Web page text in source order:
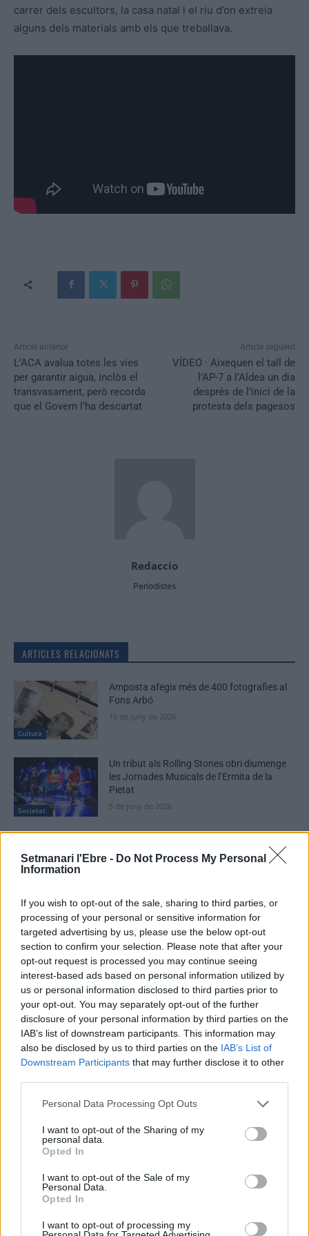
Setmanari l'Ebre - Do Not Process My Personal
Information
If you wish to opt-out of the sale, sharing to third parties, or
processing of your personal or sensitive information for
targeted advertising by us, please use the below opt-out
section to confirm your selection. Please note that after your
opt-out request is processed you may continue seeing
interest-based ads based on personal information utilized by
us or personal information disclosed to third parties prior to
your opt-out. You may separately opt-out of the further
disclosure of your personal information by third parties on the
IAB’s list of downstream participants. This information may
also be disclosed by us to third parties on the IAB’s List of
Downstream Participants that may further disclose it to other
Personal Data Processing Opt Outs
I want to opt-out of the Sharing of my
personal data.
Opted In
I want to opt-out of the Sale of my
Personal Data.
Opted In
I want to opt-out of processing my
carrer dels escultors, la casa natal i el riu d’on extreia
alguns dels materials amb els que treballava.
Article anterior
L’ACA avalua totes les vies
per garantir aigua, inclòs el
transvasament, però recorda
que el Govern l’ha descartat
Article següent
VÍDEO · Aixequen el tall de
l’AP-7 a l’Aldea un dia
després de l’inici de la
protesta dels pagesos
Redaccio
Periodistes
ARTICLES RELACIONATS
Cultura
Amposta afegix més de 400 fotografies al
Fons Arbó
16 de juny de 2026
Societat
Un tribut als Rolling Stones obri diumenge
les Jornades Musicals de l’Ermita de la
Pietat
5 de juny de 2026
Aresté, convidats al festival Riu de Veus del
DEIXA UNA RESPOSTA
Comentari: